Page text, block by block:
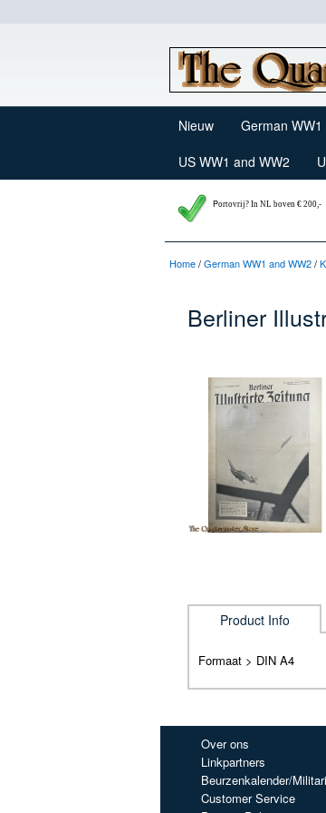
Nieuw German WW1
US WW1 and WW2
Portovrij? In NL boven € 200,-
Home/German WW1 and WW2/
Berliner
Product Info
Formaat > DIN A4
Over ons
Linkpartners
Beurzenkalender/
Customer Service